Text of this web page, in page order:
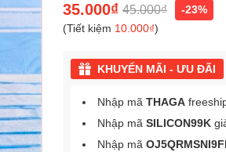
35.000₫ 45.000₫
-23%
(Tiết kiệm 10.000₫)
KHUYẾN MÃI - ƯU ĐÃI
Nhập mã THAGA
Nhập mã SILICON99K
Nhập mã